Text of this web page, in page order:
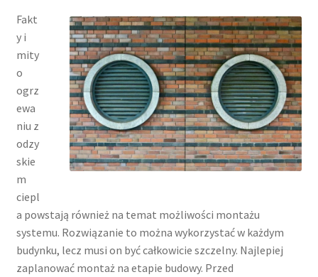
Fakt
y i
mity
o
ogrz
ewa
niu z
odzy
skie
m
ciepl
a powstają również na temat możliwości montażu
systemu. Rozwiązanie to można wykorzystać w każdym
budynku, lecz musi on być całkowicie szczelny. Najlepiej
zaplanować montaż na etapie budowy. Przed